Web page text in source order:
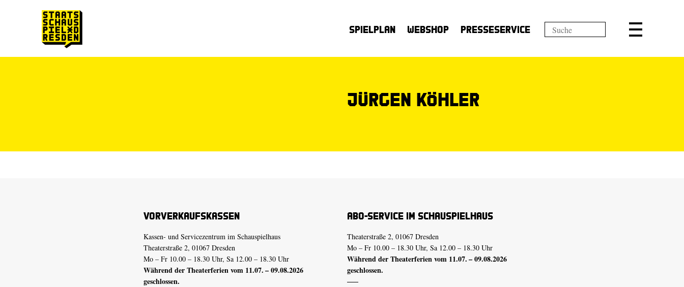
Spielplan Webshop Presseservice
Jürgen Köhler
Vorverkaufskassen
Kassen- und Servicezentrum im Schauspielhaus
Theaterstraße 2, 01067 Dresden
Mo – Fr 10.00 – 18.30 Uhr, Sa 12.00 – 18.30 Uhr
Während der Theaterferien vom 11.07. – 09.08.2026
geschlossen.
Abo-Service im Schauspielhaus
Theaterstraße 2, 01067 Dresden
Mo – Fr 10.00 – 18.30 Uhr, Sa 12.00 – 18.30 Uhr
Während der Theaterferien vom 11.07. – 09.08.2026
geschlossen.